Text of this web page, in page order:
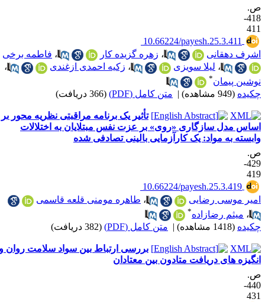
418-
‎ 10.66224/payesh.25.3.411
دهقانی
،زهره گزیده کار ،فاطمه برخی
،لیلا سویزی ،زکیه احمدی ازغندی
،
پیمان *
(949 مشاهده) | متن کامل (PDF) (366 دریافت)
تأثیر یک برنامه مراقبتی نظریه محور بر
مدل سازگاری «روی» بر عزت نفس مبتلایان به اختلالات
به مواد: یک کارآزمایی بالینی تصادفی شده
429-
‎ 10.66224/payesh.25.3.419
موسی رضایی
،طاهره مومنی قلعه قاسمی
،میثم رضازاده
(1418 مشاهده) | متن کامل (PDF) (382 دریافت)
بررسی ارتباط بین سواد سلامت روان و
های دریافت متادون بین معتادان
440-